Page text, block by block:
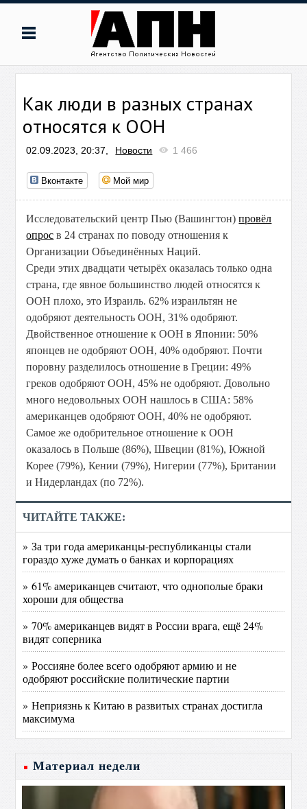
Как люди в разных странах
относятся к ООН
02.09.2023, 20:37, Новости 1 466
Вконтакте Мой мир
Исследовательский центр Пью (Вашингтон)провёл
опрос в 24 странах по поводу отношения к
Организации Объединённых Наций.
Среди этих двадцати четырёх оказалась только одна
страна, где явное большинство людей относятся к
ООН плохо, это Израиль. 62% израильтян не
одобряют деятельность ООН, 31% одобряют.
Двойственное отношение к ООН в Японии: 50%
японцев не одобряют ООН, 40% одобряют. Почти
поровну разделилось отношение в Греции: 49%
греков одобряют ООН, 45% не одобряют. Довольно
много недовольных ООН нашлось в США: 58%
американцев одобряют ООН, 40% не одобряют.
Самое же одобрительное отношение к ООН
оказалось в Польше (86%), Швеции (81%), Южной
Корее (79%), Кении (79%), Нигерии (77%), Британии
и Нидерландах (по 72%).
ЧИТАЙТЕ ТАКЖЕ:
» За три года американцы-республиканцы стали
гораздо хуже думать о банках и корпорациях
» 61% американцев считают, что однополые браки
хороши для общества
» 70% американцев видят в России врага, ещё 24%
видят соперника
» Россияне более всего одобряют армию и не
одобряют российские политические партии
» Неприязнь к Китаю в развитых странах достигла
максимума
Материал недели